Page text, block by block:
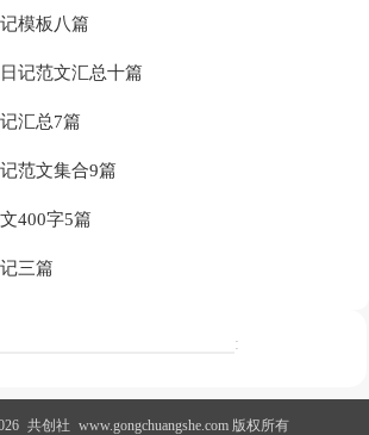
模板八篇
记范文汇总十篇
汇总7篇
范文集合9篇
400字5篇
三篇
:
共创社 www.gongchuangshe.com 版权所有